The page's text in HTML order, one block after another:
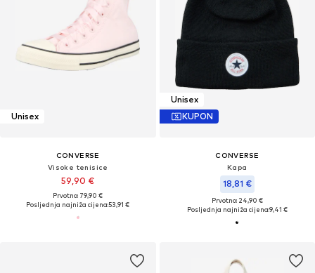
Unisex
CONVERSE
Visoke tenisice
59,90 €
Prvotno: 79,90 €
Posljednja najniža cijena:53,91 €
Unisex
KUPON
CONVERSE
Kapa
18,81 €
Prvotno: 24,90 €
Posljednja najniža cijena:9,41 €